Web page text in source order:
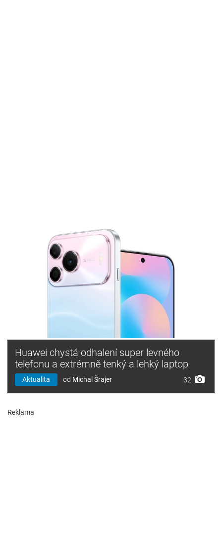
Huawei chystá odhalení super levného
telefonu a extrémně tenký a lehký laptop
Aktualita od Michal Šrajer 32
Reklama